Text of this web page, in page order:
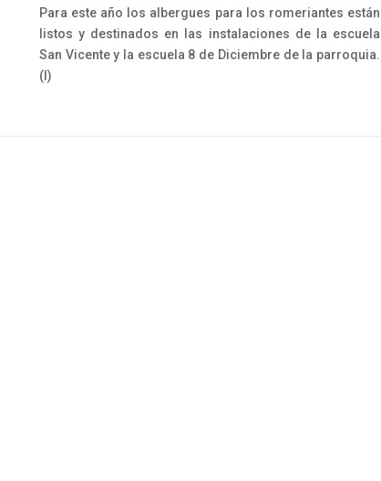
Para este año los albergues para los romeriantes están
listos y destinados en las instalaciones de la escuela
San Vicente y la escuela 8 de Diciembre de la parroquia.
(I)